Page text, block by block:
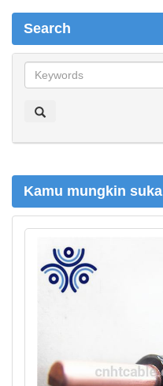
Search
e
h
Kamu mungkin suka